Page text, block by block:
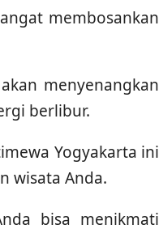
membosankan
menyenangkan
berlibur.
Yogyakarta ini
wisata Anda.
bisa menikmati